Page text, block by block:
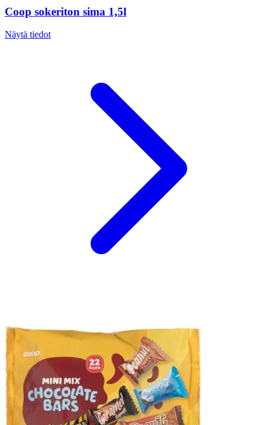
Coop sokeriton sima 1,5l
Näytä tiedot